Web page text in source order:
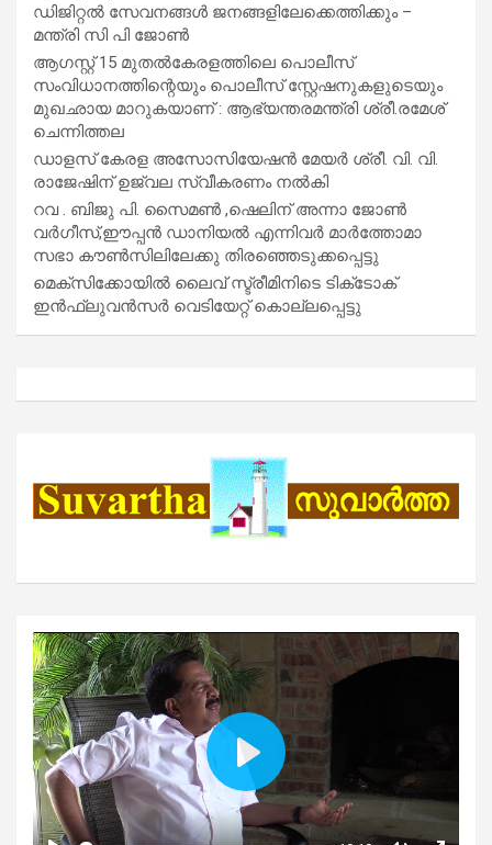
ഡിജിറ്റൽ സേവനങ്ങൾ ജനങ്ങളിലേക്കെത്തിക്കും –
മന്ത്രി സി പി ജോൺ
ആഗസ്റ്റ് 15 മുതല്‍കേരളത്തിലെ പൊലീസ്
സംവിധാനത്തിന്റെയും പൊലീസ് സ്റ്റേഷനുകളുടെയും
മുഖഛായ മാറുകയാണ് : ആഭ്യന്തരമന്ത്രി ശ്രീ.രമേശ്
ചെന്നിത്തല
ഡാളസ് കേരള അസോസിയേഷൻ മേയർ ശ്രീ. വി. വി.
രാജേഷിന് ഉജ്വല സ്വീകരണം നൽകി
റവ . ബിജു പി. സൈമൺ ,ഷെലിന് അന്നാ ജോൺ
വർഗീസ്,ഈപ്പൻ ഡാനിയൽ എന്നിവർ മാർത്തോമാ
സഭാ കൗൺസിലിലേക്കു തിരഞ്ഞെടുക്കപ്പെട്ടു
മെക്സിക്കോയിൽ ലൈവ് സ്ട്രീമിനിടെ ടിക്‌ടോക്
ഇൻഫ്ലുവൻസർ വെടിയേറ്റ് കൊല്ലപ്പെട്ടു